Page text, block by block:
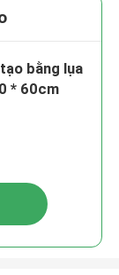
bằng lụa
* 60cm